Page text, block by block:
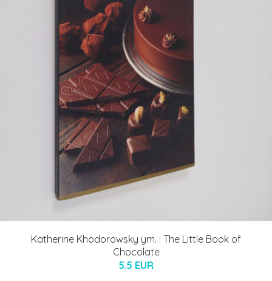
Katherine Khodorowsky ym. : The Little Book of
Chocolate
5.5 EUR